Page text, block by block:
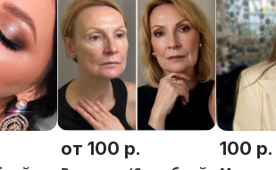
от 100 р. 100 р.